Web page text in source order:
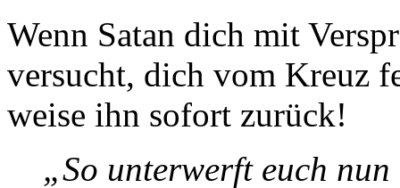
Wenn Satan dich mit
versucht, dich vom Kreuz
weise ihn sofort zurück!
„So unterwerft euch